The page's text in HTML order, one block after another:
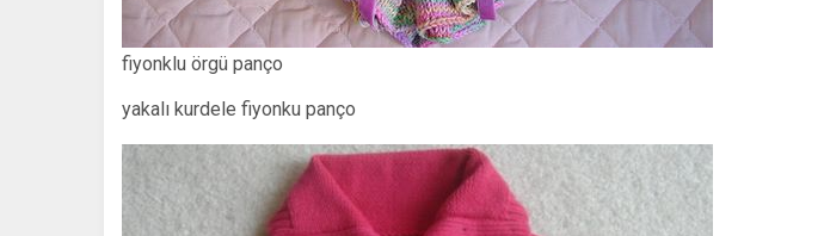
fiyonklu örgü panço
yakalı kurdele fiyonku panço